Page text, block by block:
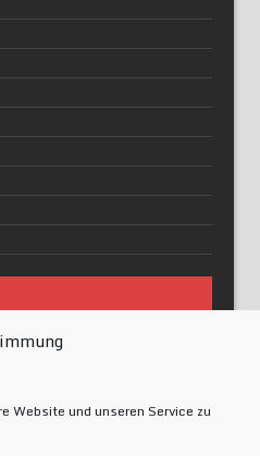
Website und unseren Service zu
wirklich aus?
Alltag